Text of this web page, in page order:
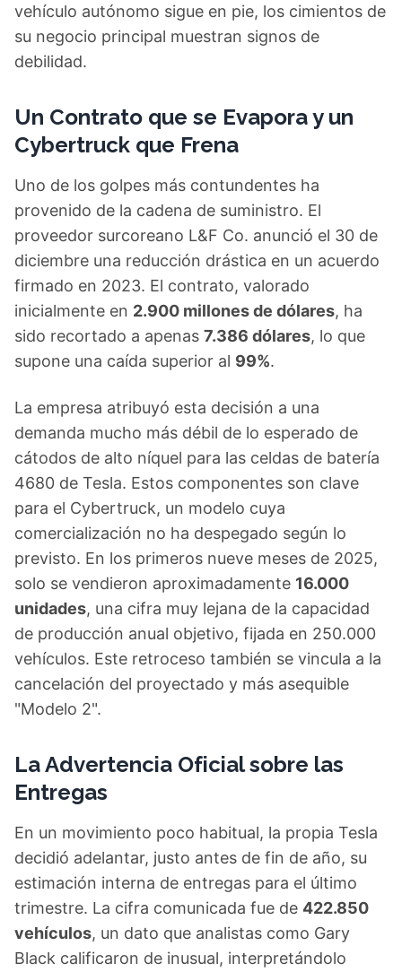
vehículo autónomo sigue en pie, los cimientos de
su negocio principal muestran signos de
debilidad.
Un Contrato que se Evapora y un
Cybertruck que Frena
Uno de los golpes más contundentes ha
provenido de la cadena de suministro. El
proveedor surcoreano L&F Co. anunció el 30 de
diciembre una reducción drástica en un acuerdo
firmado en 2023. El contrato, valorado
inicialmente en 2.900 millones de dólares, ha
sido recortado a apenas 7.386 dólares, lo que
supone una caída superior al 99%.
La empresa atribuyó esta decisión a una
demanda mucho más débil de lo esperado de
cátodos de alto níquel para las celdas de batería
4680 de Tesla. Estos componentes son clave
para el Cybertruck, un modelo cuya
comercialización no ha despegado según lo
previsto. En los primeros nueve meses de 2025,
solo se vendieron aproximadamente 16.000
unidades, una cifra muy lejana de la capacidad
de producción anual objetivo, fijada en 250.000
vehículos. Este retroceso también se vincula a la
cancelación del proyectado y más asequible
"Modelo 2".
La Advertencia Oficial sobre las
Entregas
En un movimiento poco habitual, la propia Tesla
decidió adelantar, justo antes de fin de año, su
estimación interna de entregas para el último
trimestre. La cifra comunicada fue de 422.850
vehículos, un dato que analistas como Gary
Black calificaron de inusual, interpretándolo